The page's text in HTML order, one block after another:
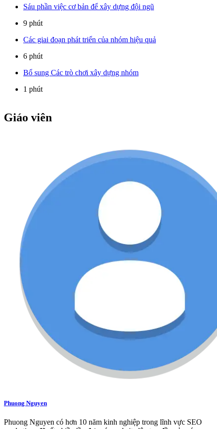
Sáu phần việc cơ bản để xây dựng đội ngũ
9 phút
Các giai đoạn phát triển của nhóm hiệu quả
6 phút
Bổ sung Các trò chơi xây dựng nhóm
1 phút
Giáo viên
Phuong Nguyen
Phuong Nguyen có hơn 10 năm kinh nghiệp trong lĩnh vực SEO